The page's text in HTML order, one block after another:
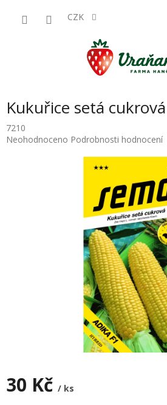
CZK
Kukuřice setá
7210
Průměrné
Neohodnoceno Podrobnosti hodnocení
30 Kč / ks